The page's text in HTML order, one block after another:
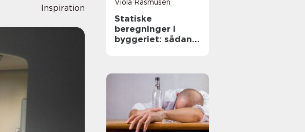
Inspiration
Viola Rasmusen
Statiske
beregninger i
byggeriet: sådan